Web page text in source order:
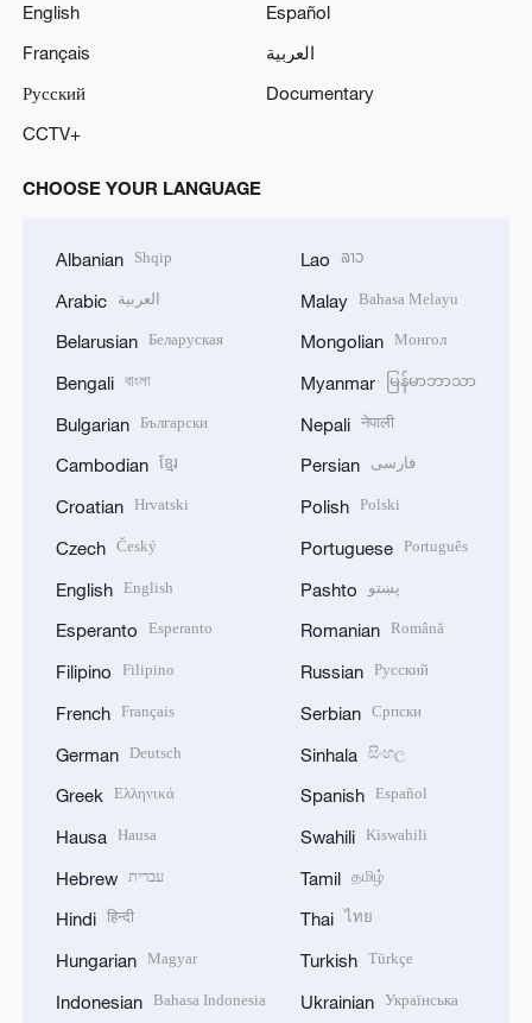
English
Español
Français
العربية
Русский
Documentary
CCTV+
CHOOSE YOUR LANGUAGE
Albanian Shqip
Arabic العربية
Belarusian Беларуская
Bengali বাংলা
Bulgarian Български
Cambodian ខ្មែរ
Croatian Hrvatski
Czech Český
English English
Esperanto Esperanto
Filipino Filipino
French Français
German Deutsch
Greek Ελληνικά
Hausa Hausa
Hebrew עברית
Hindi हिन्दी
Hungarian Magyar
Indonesian Bahasa Indonesia
Lao ລາວ
Malay Bahasa Melayu
Mongolian Монгол
Myanmar မြန်မာဘာသာ
Nepali नेपाली
Persian فارسی
Polish Polski
Portuguese Português
Pashto پښتو
Romanian Română
Russian Русский
Serbian Српски
Sinhala සිංහල
Spanish Español
Swahili Kiswahili
Tamil தமிழ்
Thai ไทย
Turkish Türkçe
Ukrainian Українська